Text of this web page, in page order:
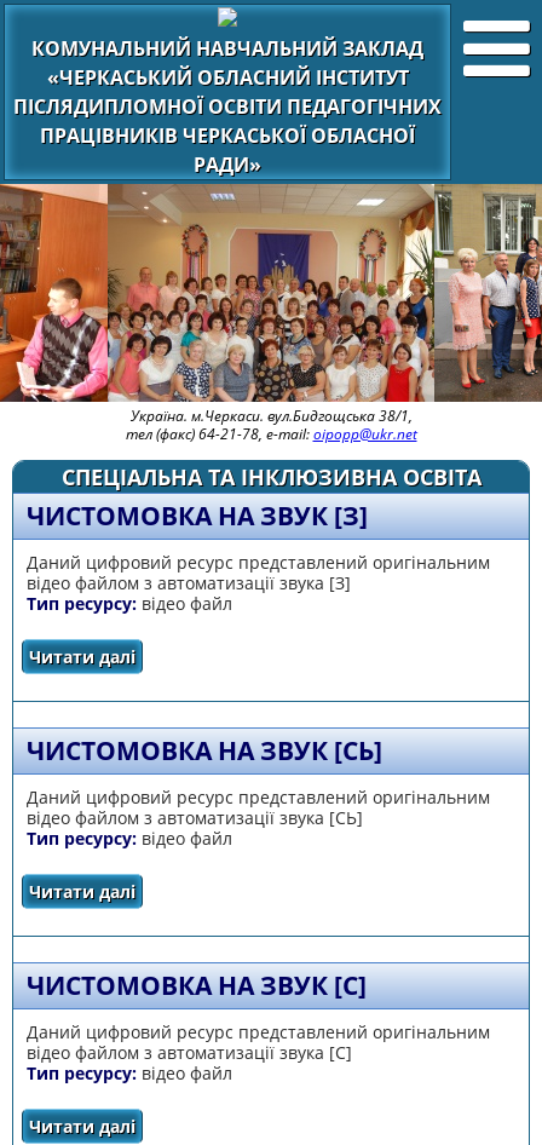
КОМУНАЛЬНИЙ НАВЧАЛЬНИЙ ЗАКЛАД
«ЧЕРКАСЬКИЙ ОБЛАСНИЙ ІНСТИТУТ
ПІСЛЯДИПЛОМНОЇ ОСВІТИ ПЕДАГОГІЧНИХ
ПРАЦІВНИКІВ ЧЕРКАСЬКОЇ ОБЛАСНОЇ
РАДИ»
Україна. м.Черкаси. вул.Бидгощська 38/1,
тел (факс) 64-21-78, e-mail:oipopp@ukr.net
СПЕЦІАЛЬНА ТА ІНКЛЮЗИВНА ОСВІТА
ЧИСТОМОВКА НА ЗВУК [З]
Даний цифровий ресурс представлений оригінальним
відео файлом з автоматизації звука [З]
Тип ресурсу: відео файл
Читати даліпро Чистомовка на звук [З]
ЧИСТОМОВКА НА ЗВУК [СЬ]
Даний цифровий ресурс представлений оригінальним
відео файлом з автоматизації звука [СЬ]
Тип ресурсу: відео файл
Читати даліпро Чистомовка на звук [СЬ]
ЧИСТОМОВКА НА ЗВУК [С]
Даний цифровий ресурс представлений оригінальним
відео файлом з автоматизації звука [С]
Тип ресурсу: відео файл
Читати даліпро Чистомовка на звук [С]